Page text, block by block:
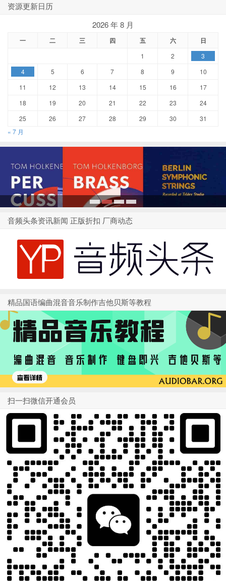
资源更新日历
2026 年 8 月
一 二 三 四 五 六 日
1 2
3
4
5 6 7 8 9
10
11
12 13 14 15 16
17
18
19 20 21 22 23
24
25
26 27 28 29 30
31
« 7 月
音频头条资讯新闻 正版折扣 厂商动态
精品国语编曲混音音乐制作吉他贝斯等教程
扫一扫微信开通会员